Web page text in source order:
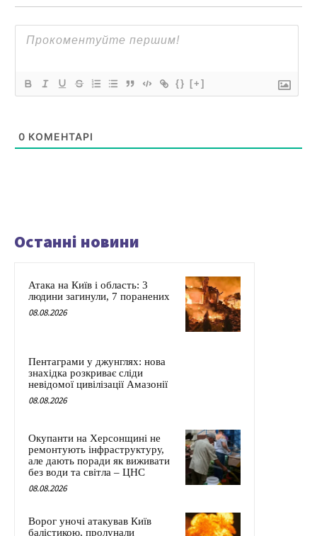
{} [+]
0 КОМЕНТАРІ
Останні новини
Атака на Київ і область: 3
людини загинули, 7 поранених
08.08.2026
Пентаграми у джунглях: нова
знахідка розкриває сліди
невідомої цивілізації Амазонії
08.08.2026
Окупанти на Херсонщині не
ремонтують інфраструктуру,
але дають поради як виживати
без води та світла – ЦНС
08.08.2026
Ворог уночі атакував Київ
балістикою, пролунали